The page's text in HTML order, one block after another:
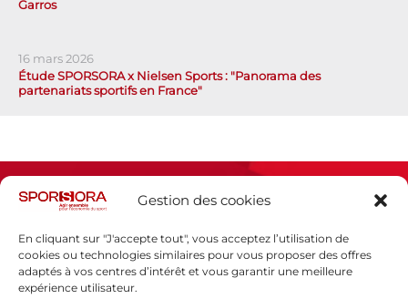
Gestion des cookies
En cliquant sur "J'accepte tout", vous acceptez l’utilisation de
cookies ou technologies similaires pour vous proposer des offres
adaptés à vos centres d’intérêt et vous garantir une meilleure
expérience utilisateur.
Garros
16 mars 2026
Étude SPORSORA x Nielsen Sports : "Panorama des
partenariats sportifs en France"
Espace presse